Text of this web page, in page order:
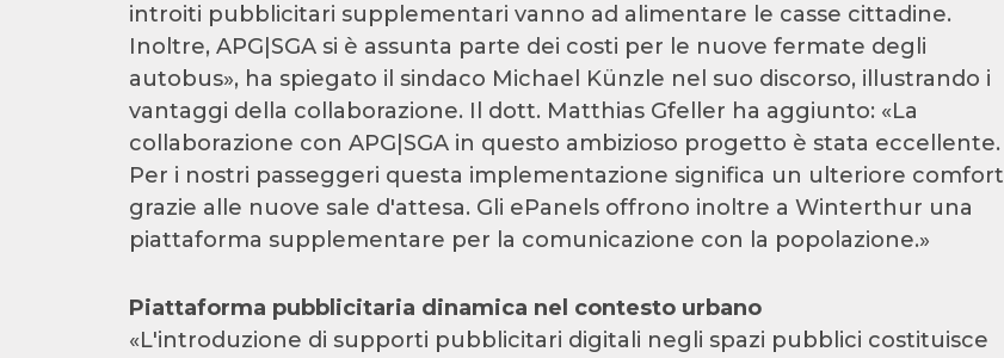
introiti pubblicitari supplementari vanno ad alimentare le casse cittadine.
Inoltre, APG|SGA si è assunta parte dei costi per le nuove fermate degli
autobus», ha spiegato il sindaco Michael Künzle nel suo discorso, illustrando i
vantaggi della collaborazione. Il dott. Matthias Gfeller ha aggiunto: «La
collaborazione con APG|SGA in questo ambizioso progetto è stata eccellente.
Per i nostri passeggeri questa implementazione significa un ulteriore comfort
grazie alle nuove sale d'attesa. Gli ePanels offrono inoltre a Winterthur una
piattaforma supplementare per la comunicazione con la popolazione.»
Piattaforma pubblicitaria dinamica nel contesto urbano
«L'introduzione di supporti pubblicitari digitali negli spazi pubblici costituisce